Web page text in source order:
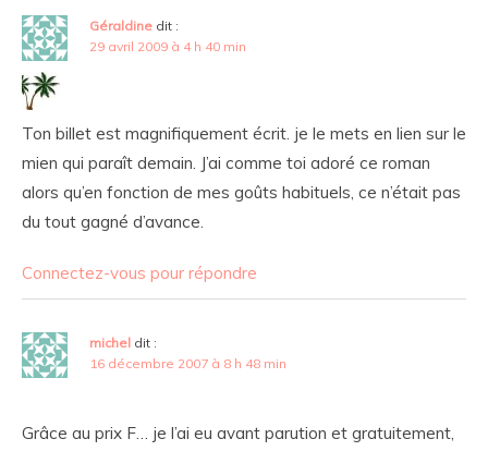
Géraldine dit :
29 avril 2009 à 4 h 40 min
Ton billet est magnifiquement écrit. je le mets en lien sur le
mien qui paraît demain. J’ai comme toi adoré ce roman
alors qu’en fonction de mes goûts habituels, ce n’était pas
du tout gagné d’avance.
Connectez-vous pour répondre
michel dit :
16 décembre 2007 à 8 h 48 min
Grâce au prix F… je l’ai eu avant parution et gratuitement,